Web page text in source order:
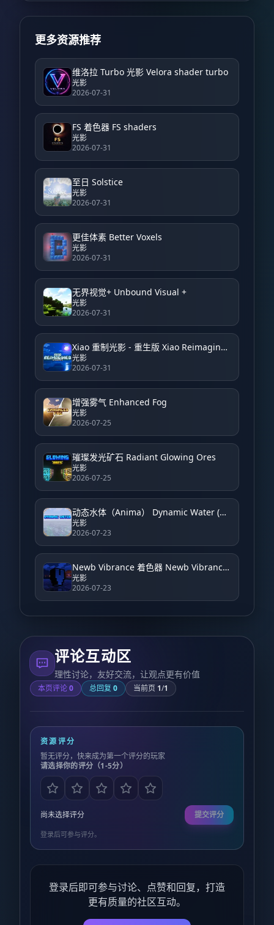
更多资源推荐
维洛拉 Turbo 光影 Velora shader turbo
光影
2026-07-31
FS 着色器 FS shaders
光影
2026-07-31
至日 Solstice
光影
2026-07-31
更佳体素 Better Voxels
光影
2026-07-31
无界视觉+ Unbound Visual +
光影
2026-07-31
Xiao 重制光影 - 重生版 Xiao Reimagined Shader - Reborn
光影
2026-07-31
增强雾气 Enhanced Fog
光影
2026-07-25
璀璨发光矿石 Radiant Glowing Ores
光影
2026-07-25
动态水体（Anima） Dynamic Water (Anima)
光影
2026-07-23
Newb Vibrance 着色器 Newb Vibrance Shader
光影
2026-07-23
评论互动区
理性讨论，友好交流，让观点更有价值
本页评论0 总回复 0 当前页 1/1
资源评分
暂无评分，快来成为第一个评分的玩家
请选择你的评分（1-5分）
尚未选择评分 提交评分
登录后可参与评分。
登录后即可参与讨论、点赞和回复，打造
更有质量的社区互动。